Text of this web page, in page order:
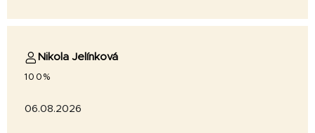
Nikola Jelínková
100%
06.08.2026